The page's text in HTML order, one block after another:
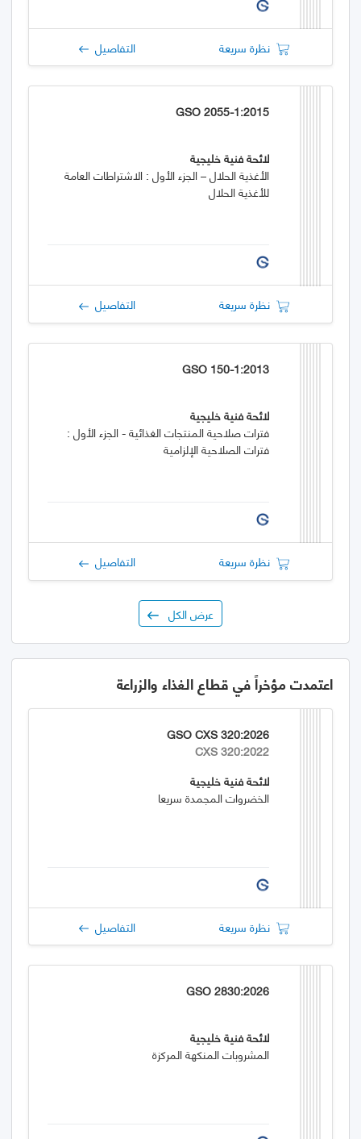
نظرة سريعة التفاصيل
GSO 2055-1:2015
لائحة فنية خليجية
الأغذية الحلال – الجزء الأول : الاشتراطات العامة
للأغذية الحلال
نظرة سريعة التفاصيل
GSO 150-1:2013
لائحة فنية خليجية
فترات صلاحية المنتجات الغذائية - الجزء الأول :
فترات الصلاحية الإلزامية
نظرة سريعة التفاصيل
عرض الكل
اعتمدت مؤخراً في قطاع الغذاء والزراعة
GSO CXS 320:2026
CXS 320:2022
لائحة فنية خليجية
الخضروات المجمدة سريعا
نظرة سريعة التفاصيل
GSO 2830:2026
لائحة فنية خليجية
المشروبات المنكهة المركزة